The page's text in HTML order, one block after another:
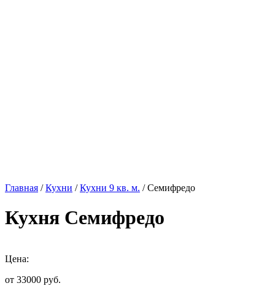
Главная /Кухни /Кухни 9 кв. м. / Семифредо
Кухня Семифредо
Цена:
от 33000 руб.